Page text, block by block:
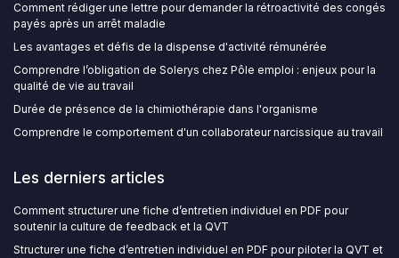
Comment rédiger une lettre pour demander la rétroactivité des congés
payés après un arrêt maladie
Les avantages et défis de la dispense d'activité rémunérée
Comprendre l’obligation de Solerys chez Pôle emploi : enjeux pour la
qualité de vie au travail
Durée de présence de la chimiothérapie dans l'organisme
Comprendre le comportement d'un collaborateur narcissique au travail
Les derniers articles
Comment structurer une fiche d’entretien individuel en PDF pour
soutenir la culture de feedback et la QVT
Structurer une fiche d’entretien individuel en PDF pour piloter la QVT et